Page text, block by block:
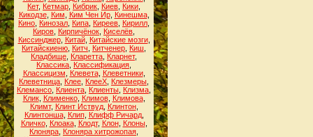
Кет, Кетмар Кибрик Киев Кики
Кикодзе, Ким Ким Чен Ир, Кинешма,
Кино Кинозал Кипа Киреев Кирилл
Киров Кирпичёнок Киселёв
Киссинджер, Китай, Китайские мозги,
Китайскиеню Китч Китченер Киш
Кладбище Кларетта Кларнет,
Классика Классификация
Классицизм
Клевета, Клеветники,
Клеветница Клее КлееХ Клезмеры
Клемансо Клиента Клиенты Клизма
Клик, Клименко, Климов, Климова,
Климт, Клинт Иствуд, Клинтон,
Клинтонша, Клип, Клифф Ричард,
Кличко, Клоака, Клодт, Клон, Клоны,
Клоняра Клоняра хитрожопая